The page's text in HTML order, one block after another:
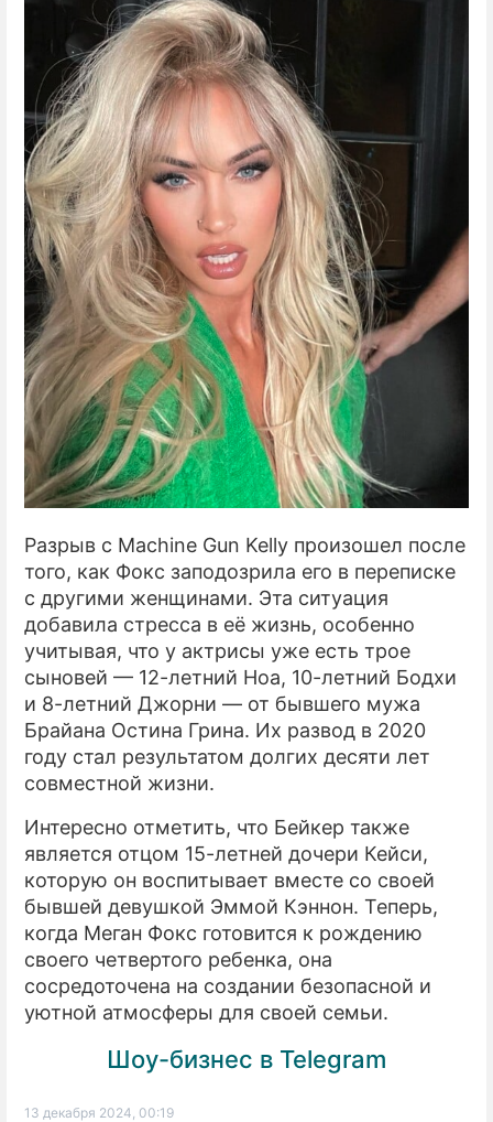
Разрыв с Machine Gun Kelly произошел после
того, как Фокс заподозрила его в переписке
с другими женщинами. Эта ситуация
добавила стресса в её жизнь, особенно
учитывая, что у актрисы уже есть трое
сыновей — 12-летний Ноа, 10-летний Бодхи
и 8-летний Джорни — от бывшего мужа
Брайана Остина Грина. Их развод в 2020
году стал результатом долгих десяти лет
совместной жизни.
Интересно отметить, что Бейкер также
является отцом 15-летней дочери Кейси,
которую он воспитывает вместе со своей
бывшей девушкой Эммой Кэннон. Теперь,
когда Меган Фокс готовится к рождению
своего четвертого ребенка, она
сосредоточена на создании безопасной и
уютной атмосферы для своей семьи.
Шоу-бизнес в Telegram
13 декабря 2024, 00:19